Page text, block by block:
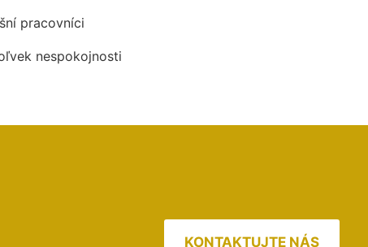
pracovníci
nespokojnosti
KONTAKTUJTE NÁS